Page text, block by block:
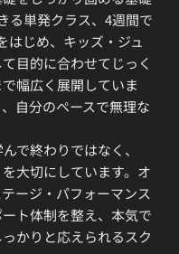
る単発クラス、4週間で
はじめ、キッズ・ジュ
目的に合わせてじっく
幅広く展開していま
自分のペースで無理な
で終わりではなく、
大切にしています。オ
ージ・パフォーマンス
ト体制を整え、本気で
かりと応えられるスク